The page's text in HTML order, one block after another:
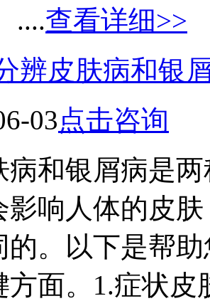
....查看详细>>
辨皮肤病和银
03点击咨询
病和银屑病是
影响人体的皮
的。以下是帮
方面。1.症状